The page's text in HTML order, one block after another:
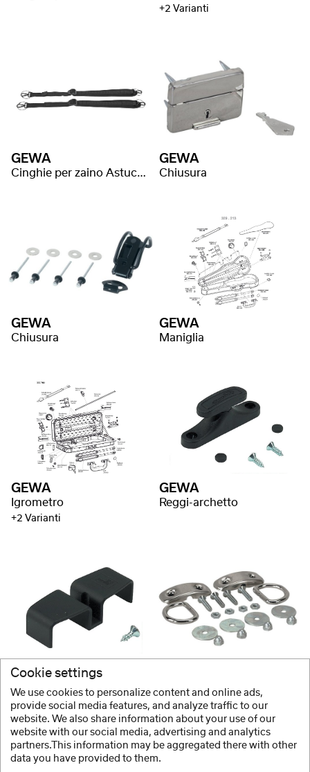
+2 Varianti
GEWA
Cinghie per zaino Astuccio per violoncello
GEWA
Chiusura
GEWA
Chiusura
GEWA
Maniglia
GEWA
Igrometro
+2 Varianti
GEWA
Reggi-archetto
GEWA
1 / 2
Cookie settings
We use cookies to personalize content and online ads,
provide social media features, and analyze traffic to our
website. We also share information about your use of our
website with our social media, advertising and analytics
partners.This information may be aggregated there with other
data you have provided to them.